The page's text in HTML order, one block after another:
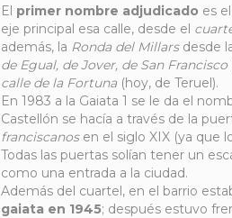
El primer nombre adjudicado es
eje principal esa calle, desde el
además, la Ronda del Millarsdesde
de Egual, de Jover, de San Francisco
calle de la Fortuna (hoy, de Teruel).
En 1983 a la Gaiata 1 se le da el
Castellón se hacía a través de la
franciscanosen el siglo XIX (ya que
Todas las puertas solían tener un
como una entrada a la ciudad.
Además del cuartel, en el barrio
gaiata en 1945; después estuvo